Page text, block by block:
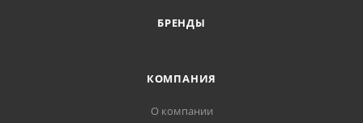
БРЕНДЫ
КОМПАНИЯ
О компании